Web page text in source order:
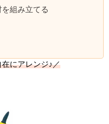
組み立てる
にアレンジ♪／